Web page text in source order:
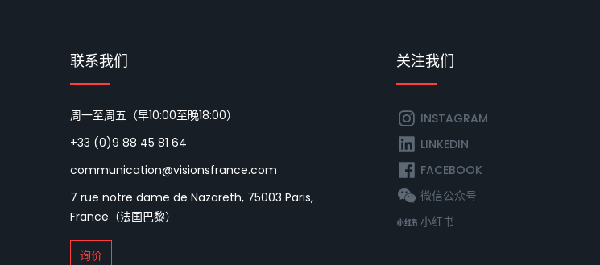
联系我们
周一至周五（早10:00至晚18:00）
+33 (0)9 88 45 81 64
communication@visionsfrance.com
7 rue notre dame de Nazareth, 75003 Paris,
France（法国巴黎）
询价
关注我们
INSTAGRAM
LINKEDIN
FACEBOOK
微信公众号
小红书